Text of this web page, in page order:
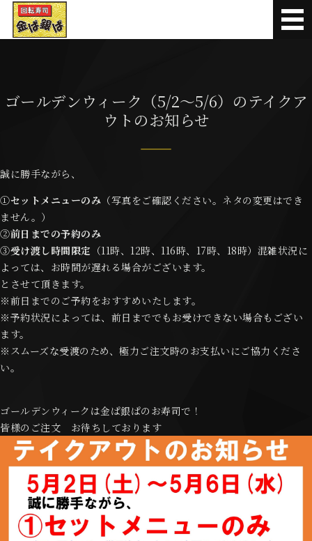
本マグロや新鮮な地魚が
ゴールデンウィーク（5/2～5/6）のテイクア
ウトのお知らせ
誠に勝手ながら、
①セットメニューのみ （写真をご確認ください。ネタの変更はでき
ません。）
②前日までの予約のみ
③受け渡し時間限定 （11時、12時、116時、17時、18時）混雑状況に
よっては、お時間が遅れる場合がございます。
とさせて頂きます。
※前日までのご予約をおすすめいたします。
※予約状況によっては、前日まででもお受けできない場合もござい
ます。
※スムーズな受渡のため、極力ご注文時のお支払いにご協力くださ
い。
ゴールデンウィークは金ぱ銀ぱのお寿司で！
皆様のご注文 お待ちしております